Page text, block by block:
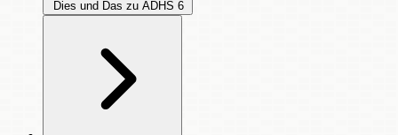
Dies und Das zu ADHS 6